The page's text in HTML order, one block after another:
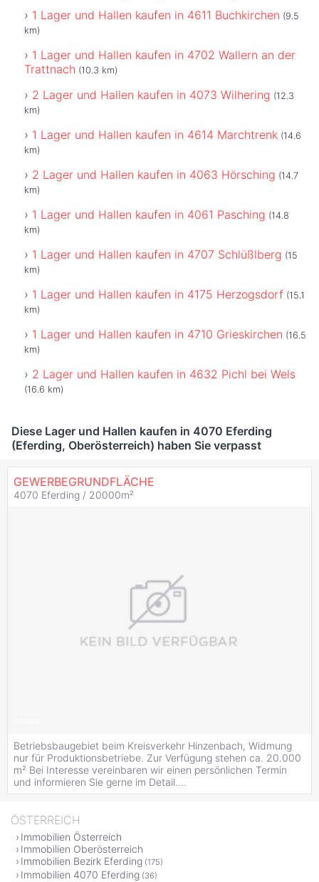
1 Lager und Hallen kaufen in 4611 Buchkirchen (9.5
km)
1 Lager und Hallen kaufen in 4702 Wallern an der
Trattnach (10.3 km)
2 Lager und Hallen kaufen in 4073 Wilhering (12.3
km)
1 Lager und Hallen kaufen in 4614 Marchtrenk (14.6
km)
2 Lager und Hallen kaufen in 4063 Hörsching (14.7
km)
1 Lager und Hallen kaufen in 4061 Pasching (14.8
km)
1 Lager und Hallen kaufen in 4707 Schlüßlberg (15
km)
1 Lager und Hallen kaufen in 4175 Herzogsdorf (15.1
km)
1 Lager und Hallen kaufen in 4710 Grieskirchen (16.5
km)
2 Lager und Hallen kaufen in 4632 Pichl bei Wels
(16.6 km)
Diese Lager und Hallen kaufen in 4070 Eferding
(Eferding, Oberösterreich) haben Sie verpasst
GEWERBEGRUNDFLÄCHE
4070 Eferding / 20000m²
Betriebsbaugebiet beim Kreisverkehr Hinzenbach, Widmung
nur für Produktionsbetriebe. Zur Verfügung stehen ca. 20.000
m² Bei Interesse vereinbaren wir einen persönlichen Termin
und informieren Sie gerne im Detail....
ÖSTERREICH
Immobilien Österreich
Immobilien Oberösterreich
Immobilien Bezirk Eferding (175)
Immobilien 4070 Eferding (36)